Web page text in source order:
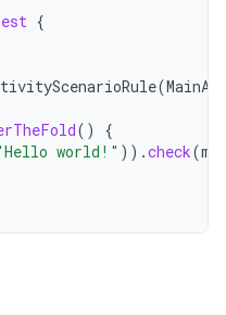
{
(
()
{
world!" )).check(